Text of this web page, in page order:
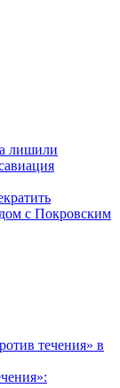
лишили
с Покровским
течения» в